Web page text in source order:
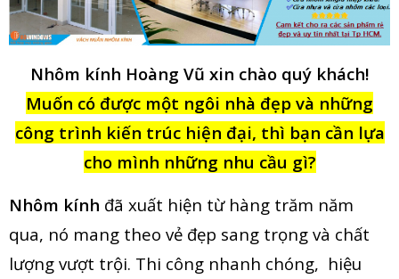
Nhôm kính Hoàng Vũ xin chào quý khách!
Muốn có được một ngôi nhà đẹp và những
công trình kiến trúc hiện đại, thì bạn cần lựa
cho mình những nhu cầu gì?
Nhôm kính đã xuất hiện từ hàng trăm năm
qua, nó mang theo vẻ đẹp sang trọng và chất
lượng vượt trội. Thi công nhanh chóng, hiệu